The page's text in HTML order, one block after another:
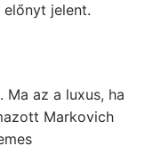
jelent.
Ma az a luxus, ha
Markovich